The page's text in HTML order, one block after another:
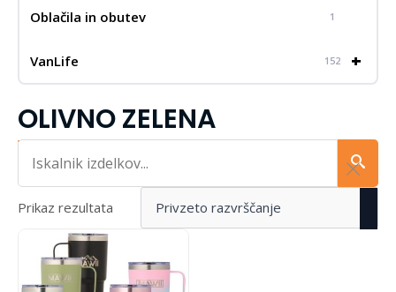
Oblačila in obutev 1
+
VanLife 152
OLIVNO ZELENA
Iskalnik...
Prikaz rezultata